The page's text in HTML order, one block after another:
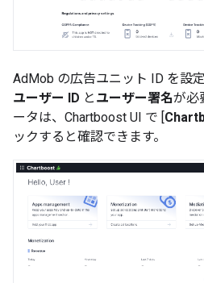
AdMob の広告ユニット ID を設
ユーザー ID と ユーザー署名が必
ータは、Chartboost UI で [
ックすると確認できます。